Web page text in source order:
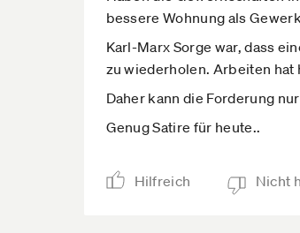
bessere Wohnung als
Karl-Marx Sorge war, dass
zu wiederholen. Arbeiten hat
Daher kann die Forderung
Genug Satire für heute..
Hilfreich Nicht